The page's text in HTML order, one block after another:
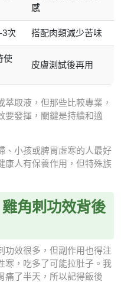
感
3次 搭配肉類減少苦味
使
皮膚測試後再用
取液，但那些比較專業，
要發揮，關鍵是持續和適
、小孩或脾胃虛寒的人最好
康人有保養作用，但特殊族
角刺功效背後
功效很多，但副作用也得注
寒，吃多了可能拉肚子。我
痛了半天，所以記得飯後